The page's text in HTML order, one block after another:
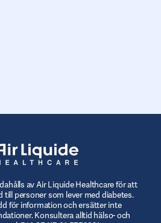
av Air Liquide Healthcare för att
personer som lever med diabetes.
för information och ersätter inte
Konsultera alltid hälso- och